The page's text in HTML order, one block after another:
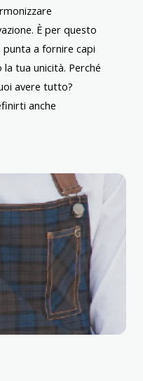
È per questo
a fornire capi
tua unicità. Perché
avere tutto?
anche